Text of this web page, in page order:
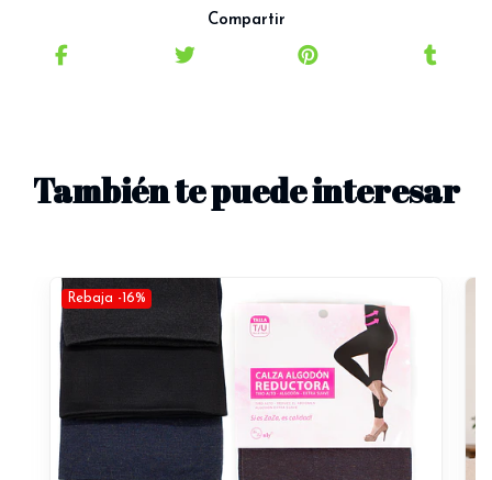
Compartir
También te puede interesar
Rebaja -16%